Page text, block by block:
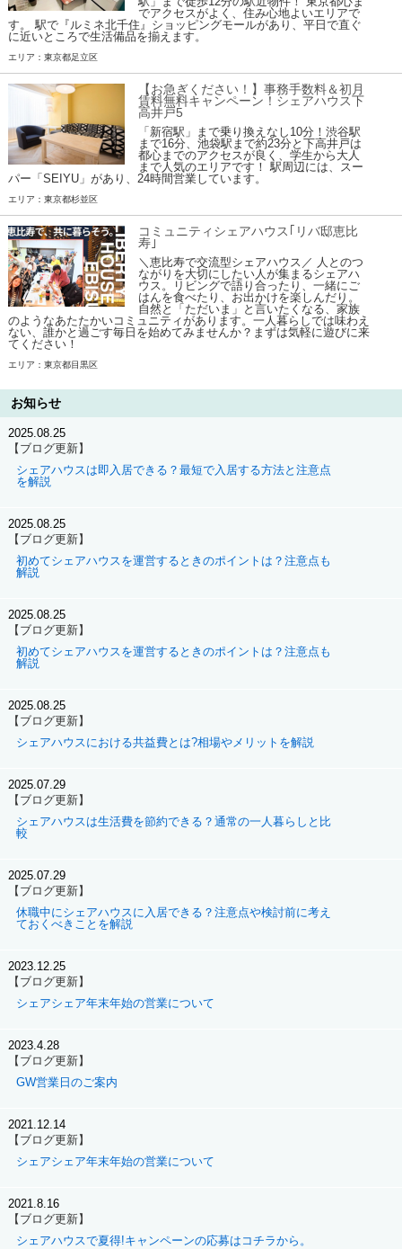
でアクセスがよく、住み心地よいエリアで
す。 駅で『ルミネ北千住』ショッピングモールがあり、平日で直ぐ
に近いところで生活備品を揃えます。
エリア：東京都足立区
【お急ぎください！】事務手数料＆初月
賃料無料キャンペーン！シェアハウス下
高井戸5
「新宿駅」まで乗り換えなし10分！渋谷駅
まで16分、池袋駅まで約23分と下高井戸は
都心までのアクセスが良く、学生から大人
まで人気のエリアです！ 駅周辺には、スー
パー「SEIYU」があり、24時間営業しています。
エリア：東京都杉並区
コミュニティシェアハウス｢リバ邸恵比
寿｣
＼恵比寿で交流型シェアハウス／ 人とのつ
ながりを大切にしたい人が集まるシェアハ
ウス。リビングで語り合ったり、一緒にご
はんを食べたり、お出かけを楽しんだり。
自然と「ただいま」と言いたくなる、家族
のようなあたたかいコミュニティがあります。一人暮らしでは味わえ
ない、誰かと過ごす毎日を始めてみませんか？まずは気軽に遊びに来
てください！
エリア：東京都目黒区
お知らせ
2025.08.25
【ブログ更新】
シェアハウスは即入居できる？最短で入居する方法と注意点
を解説
2025.08.25
【ブログ更新】
初めてシェアハウスを運営するときのポイントは？注意点も
解説
2025.08.25
【ブログ更新】
初めてシェアハウスを運営するときのポイントは？注意点も
解説
2025.08.25
【ブログ更新】
シェアハウスにおける共益費とは?相場やメリットを解説
2025.07.29
【ブログ更新】
シェアハウスは生活費を節約できる？通常の一人暮らしと比
較
2025.07.29
【ブログ更新】
休職中にシェアハウスに入居できる？注意点や検討前に考え
ておくべきことを解説
2023.12.25
【ブログ更新】
シェアシェア年末年始の営業について
2023.4.28
【ブログ更新】
GW営業日のご案内
2021.12.14
【ブログ更新】
シェアシェア年末年始の営業について
2021.8.16
【ブログ更新】
シェアハウスで夏得!キャンペーンの応募はコチラから。